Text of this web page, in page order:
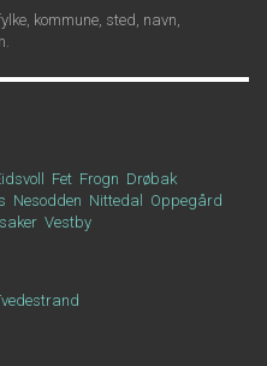
kommune, sted, navn,
Fet Frogn Drøbak
Nesodden Nittedal
Oppegård
Vestby